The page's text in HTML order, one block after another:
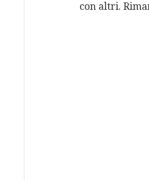
con altri.